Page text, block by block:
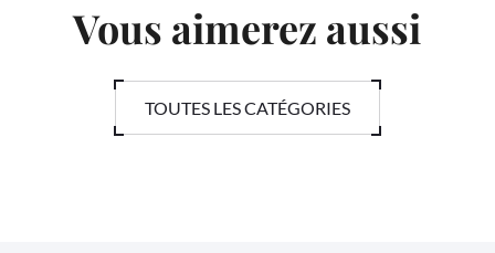
Vous aimerez aussi
TOUTES LES CATÉGORIES